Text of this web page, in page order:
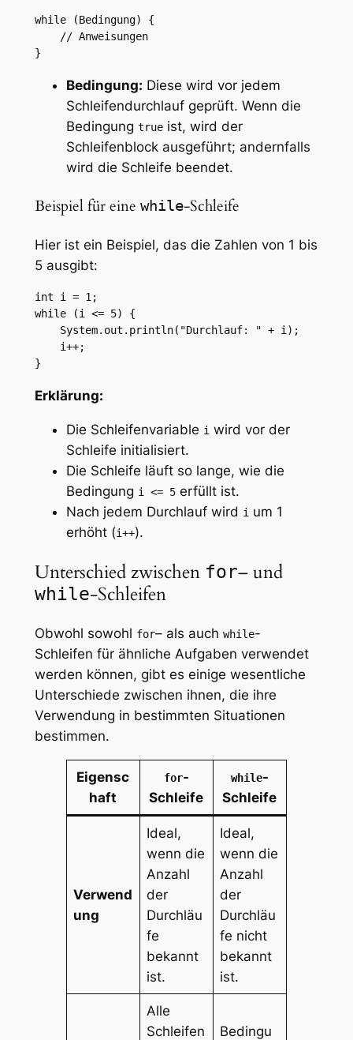
while (Bedingung) {
}
Bedingung: Diese wird vor jedem
Schleifendurchlauf geprüft. Wenn die
Bedingung trueist, wird der
Schleifenblock ausgeführt; andernfalls
wird die Schleife beendet.
Beispiel für eine while-Schleife
Hier ist ein Beispiel, das die Zahlen von 1 bis
5 ausgibt:
int i = 1;
while (i <= 5) {
}
Erklärung:
Die Schleifenvariable i wird vor der
Schleife initialisiert.
Die Schleife läuft so lange, wie die
Bedingung i <= 5erfüllt ist.
Nach jedem Durchlauf wird i um 1
erhöht (i++).
Unterschied zwischen for– und
while-Schleifen
Obwohl sowohl for– als auch while-
Schleifen für ähnliche Aufgaben verwendet
werden können, gibt es einige wesentliche
Unterschiede zwischen ihnen, die ihre
Verwendung in bestimmten Situationen
bestimmen.
Eigensc
haft
for-
Schleife
while-
Schleife
Verwend
ung
Ideal,
wenn die
Anzahl
der
Durchläu
fe
bekannt
ist.
Ideal,
wenn die
Anzahl
der
Durchläu
fe nicht
bekannt
ist.
Alle
Schleifen
Bedingu